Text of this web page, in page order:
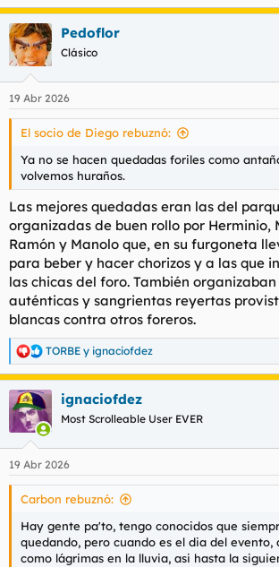
Pedoflor
Clásico
19 Abr 2026
El socio de Diego rebuznó:
Ya no se hacen quedadas foriles como
volvemos huraños.
Las mejores quedadas eran las del
organizadas de buen rollo por Herminio,
Ramón y Manolo que, en su furgoneta
para beber y hacer chorizos y a las que
las chicas del foro. También
auténticas y sangrientas reyertas
blancas contra otros foreros.
R
e
a
c
c
i
e
s
TORBE y ignaciofdez
ignaciofdez
Most Scrolleable User EVER
19 Abr 2026
Carbon rebuznó:
Hay gente pa'to, tengo conocidos que
quedando, pero cuando es el dia del evento,
como lágrimas en la lluvia, asi hasta la